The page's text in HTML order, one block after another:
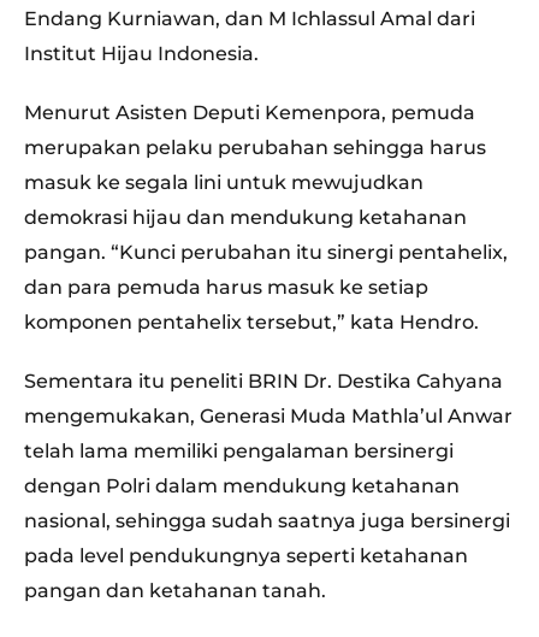
Endang Kurniawan, dan M Ichlassul Amal dari
Institut Hijau Indonesia.
Menurut Asisten Deputi Kemenpora, pemuda
merupakan pelaku perubahan sehingga harus
masuk ke segala lini untuk mewujudkan
demokrasi hijau dan mendukung ketahanan
pangan. “Kunci perubahan itu sinergi pentahelix,
dan para pemuda harus masuk ke setiap
komponen pentahelix tersebut,” kata Hendro.
Sementara itu peneliti BRIN Dr. Destika Cahyana
mengemukakan, Generasi Muda Mathla’ul Anwar
telah lama memiliki pengalaman bersinergi
dengan Polri dalam mendukung ketahanan
nasional, sehingga sudah saatnya juga bersinergi
pada level pendukungnya seperti ketahanan
pangan dan ketahanan tanah.